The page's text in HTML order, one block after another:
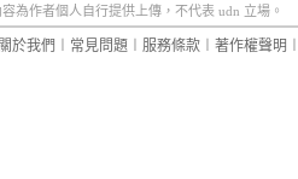
為作者個人自行提供上傳，不代表 udn 立場。
關於我們 常見問題 服務條款 著作權聲明